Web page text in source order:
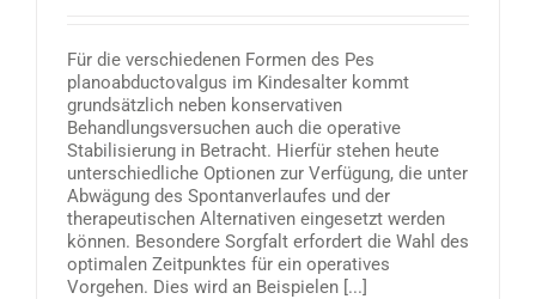
Für die verschiedenen Formen des Pes
planoabductovalgus im Kindesalter kommt
grundsätzlich neben konservativen
Behandlungsversuchen auch die operative
Stabilisierung in Betracht. Hierfür stehen heute
unterschiedliche Optionen zur Verfügung, die unter
Abwägung des Spontanverlaufes und der
therapeutischen Alternativen eingesetzt werden
können. Besondere Sorgfalt erfordert die Wahl des
optimalen Zeitpunktes für ein operatives
Vorgehen. Dies wird an Beispielen [...]